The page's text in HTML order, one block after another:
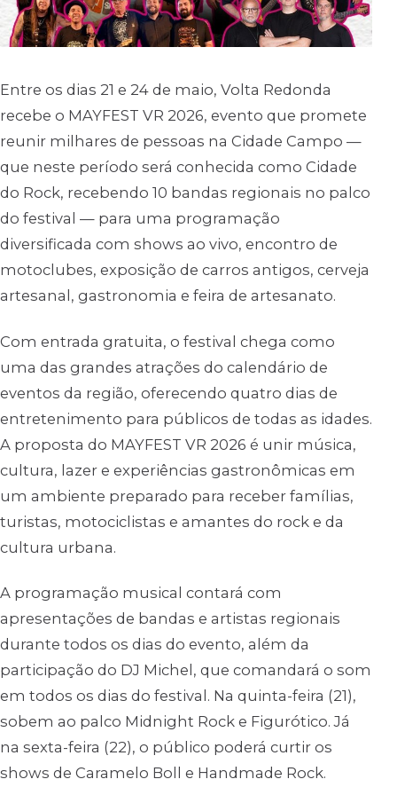
Entre os dias 21 e 24 de maio, Volta Redonda
recebe o MAYFEST VR 2026, evento que promete
reunir milhares de pessoas na Cidade Campo —
que neste período será conhecida como Cidade
do Rock, recebendo 10 bandas regionais no palco
do festival — para uma programação
diversificada com shows ao vivo, encontro de
motoclubes, exposição de carros antigos, cerveja
artesanal, gastronomia e feira de artesanato.
Com entrada gratuita, o festival chega como
uma das grandes atrações do calendário de
eventos da região, oferecendo quatro dias de
entretenimento para públicos de todas as idades.
A proposta do MAYFEST VR 2026 é unir música,
cultura, lazer e experiências gastronômicas em
um ambiente preparado para receber famílias,
turistas, motociclistas e amantes do rock e da
cultura urbana.
A programação musical contará com
apresentações de bandas e artistas regionais
durante todos os dias do evento, além da
participação do DJ Michel, que comandará o som
em todos os dias do festival. Na quinta-feira (21),
sobem ao palco Midnight Rock e Figurótico. Já
na sexta-feira (22), o público poderá curtir os
shows de Caramelo Boll e Handmade Rock.